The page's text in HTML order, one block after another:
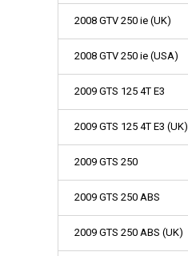
2008 GTV 250 ie (UK)
2008 GTV 250 ie (USA)
2009 GTS 125 4T E3
2009 GTS 125 4T E3 (UK)
2009 GTS 250
2009 GTS 250 ABS
2009 GTS 250 ABS (UK)